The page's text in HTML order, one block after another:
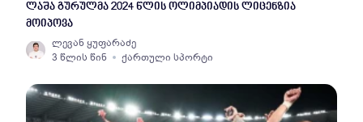
ლაშა გურულმა 2024 წლის ოლიმპიადის ლიცენზია
მოიპოვა
ლევან ყუფარაძე
3 წლის წინ
ქართული სპორტი